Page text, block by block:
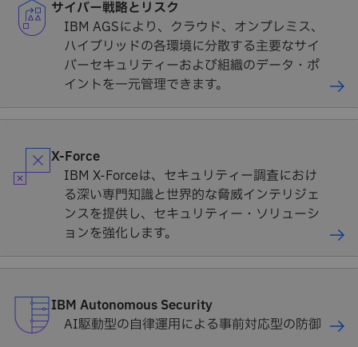
サイバー戦略とリスク
IBM AGSにより、クラウド、オンプレミス、
ハイブリッドの各環境に分散する主要なサイ
バーセキュリティーおよび組織のデータ・ポ
イントを一元管理できます。
X-Force
IBM X-Forceは、セキュリティー調査におけ
る深い専門知識と世界的な脅威インテリジェ
ンスを提供し、セキュリティー・ソリューシ
ョンを強化します。
IBM Autonomous Security
AI駆動型の自律運用による事前対応型の防御